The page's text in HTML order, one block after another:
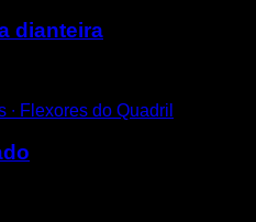
dianteira
∙ Flexores do Quadril